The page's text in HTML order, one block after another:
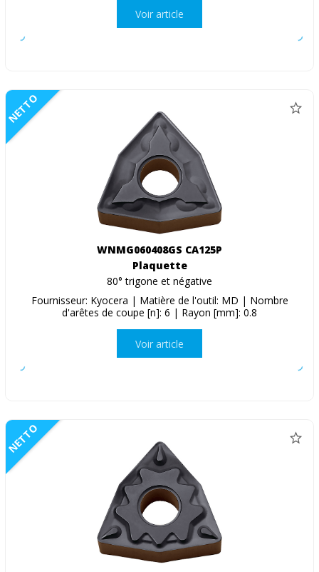
Voir article
NETTO
WNMG060408GS CA125P
Plaquette
80° trigone et négative
Fournisseur: Kyocera | Matière de l'outil: MD | Nombre
d'arêtes de coupe [n]: 6 | Rayon [mm]: 0.8
Voir article
NETTO